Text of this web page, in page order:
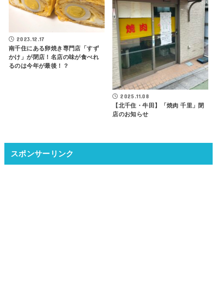
2023.12.17
南千住にある卵焼き専門店「すず
かけ」が閉店！名店の味が食べれ
るのは今年が最後！？
2025.11.08
【北千住・牛田】「焼肉 千里」閉
店のお知らせ
スポンサーリンク